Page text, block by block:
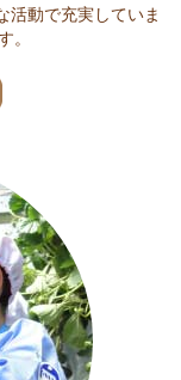
活動で充実していま
。